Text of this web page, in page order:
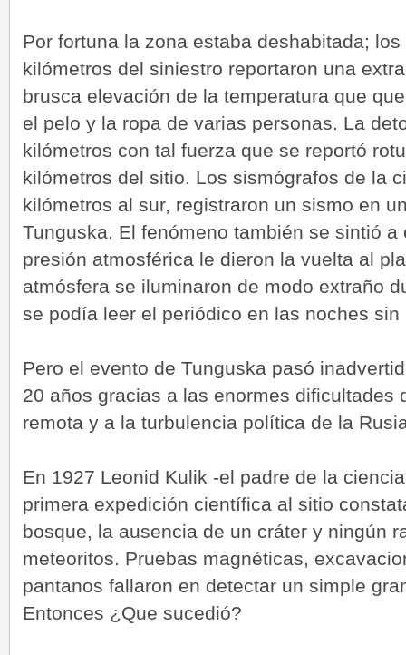
Por fortuna la zona estaba deshabitada;
kilómetros del siniestro reportaron una
brusca elevación de la temperatura que
el pelo y la ropa de varias personas. La
kilómetros con tal fuerza que se reportó
kilómetros del sitio. Los sismógrafos de la
kilómetros al sur, registraron un sismo en
Tunguska. El fenómeno también se sintió
presión atmosférica le dieron la vuelta al
atmósfera se iluminaron de modo extraño
se podía leer el periódico en las noches sin
Pero el evento de Tunguska pasó
20 años gracias a las enormes dificultades
remota y a la turbulencia política de la
En 1927 Leonid Kulik -el padre de la
primera expedición científica al sitio
bosque, la ausencia de un cráter y ningún
meteoritos. Pruebas magnéticas,
pantanos fallaron en detectar un simple
Entonces ¿Que sucedió?